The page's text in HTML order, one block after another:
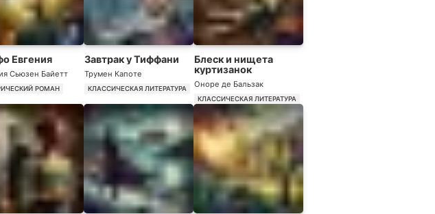
Евгения
Сьюзен Байетт
РОМАН
Завтрак у Тиффани
Трумен Капоте
КЛАССИЧЕСКАЯ ЛИТЕРАТУРА
Блеск и нищета
куртизанок
Оноре де Бальзак
КЛАССИЧЕСКАЯ ЛИТЕРАТУРА